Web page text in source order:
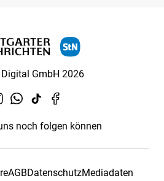
GmbH 2026
noch folgen können
AGBDatenschutzMediadaten